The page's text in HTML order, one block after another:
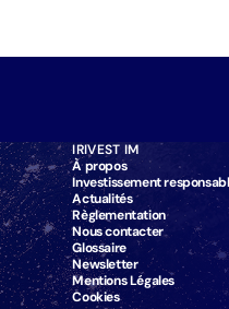
IRIVEST IM
À propos
Investissement
Actualités
Règlementation
Nous contacter
Glossaire
Newsletter
Mentions Légales
Cookies